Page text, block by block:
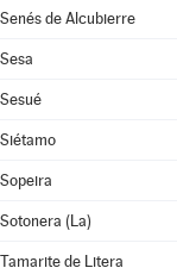
Senés de Alcubierre
Sesa
Sesué
Siétamo
Sopeira
Sotonera (La)
Tamarite de Litera